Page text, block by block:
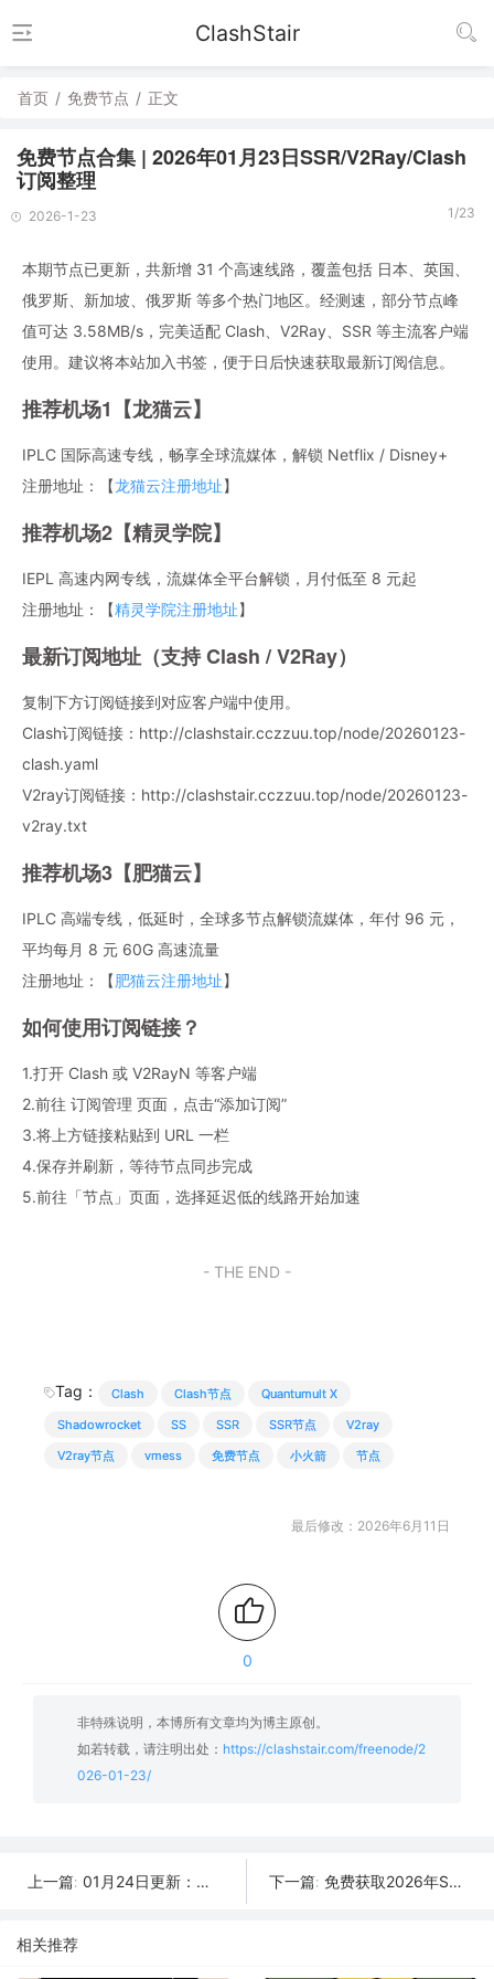
ClashStair
首页 / 免费节点 / 正文
免费节点合集 | 2026年01月23日SSR/V2Ray/Clash
订阅整理
2026-1-23 1/23
本期节点已更新，共新增 31 个高速线路，覆盖包括 日本、英国、
俄罗斯、新加坡、俄罗斯 等多个热门地区。经测速，部分节点峰
值可达 3.58MB/s，完美适配 Clash、V2Ray、SSR 等主流客户端
使用。建议将本站加入书签，便于日后快速获取最新订阅信息。
推荐机场1【龙猫云】
IPLC 国际高速专线，畅享全球流媒体，解锁 Netflix / Disney+
注册地址：【龙猫云注册地址】
推荐机场2【精灵学院】
IEPL 高速内网专线，流媒体全平台解锁，月付低至 8 元起
注册地址：【精灵学院注册地址】
最新订阅地址（支持 Clash / V2Ray）
复制下方订阅链接到对应客户端中使用。
Clash订阅链接：http://clashstair.cczzuu.top/node/20260123-
clash.yaml
V2ray订阅链接：http://clashstair.cczzuu.top/node/20260123-
v2ray.txt
推荐机场3【肥猫云】
IPLC 高端专线，低延时，全球多节点解锁流媒体，年付 96 元，
平均每月 8 元 60G 高速流量
注册地址：【肥猫云注册地址】
如何使用订阅链接？
1.打开 Clash 或 V2RayN 等客户端
2.前往 订阅管理 页面，点击“添加订阅”
3.将上方链接粘贴到 URL 一栏
4.保存并刷新，等待节点同步完成
5.前往「节点」页面，选择延迟低的线路开始加速
- THE END -
Tag： Clash Clash节点
Quantumult X
Shadowrocket
SS SSR SSR节点
V2ray
V2ray节点
vmess 免费节点 小火箭 节点
最后修改：2026年6月11日
0
非特殊说明，本博所有文章均为博主原创。
如若转载，请注明出处： https://clashstair.com/freenode/2
026-01-23/
上一篇: 01月24日更新：可用SSR/V2Ray/Clash免费节点全集（44条） 下一篇: 免费获取2026年SSR/V2Ray/Clash节点 | 01月22日可用
相关推荐